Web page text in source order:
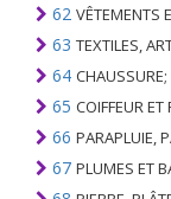
62 VÊTEMENTS
63 TEXTILES, ARTICLES
64 CHAUSSURE;
65 COIFFEUR ET
66 PARAPLUIE,
67 PLUMES ET BAS,